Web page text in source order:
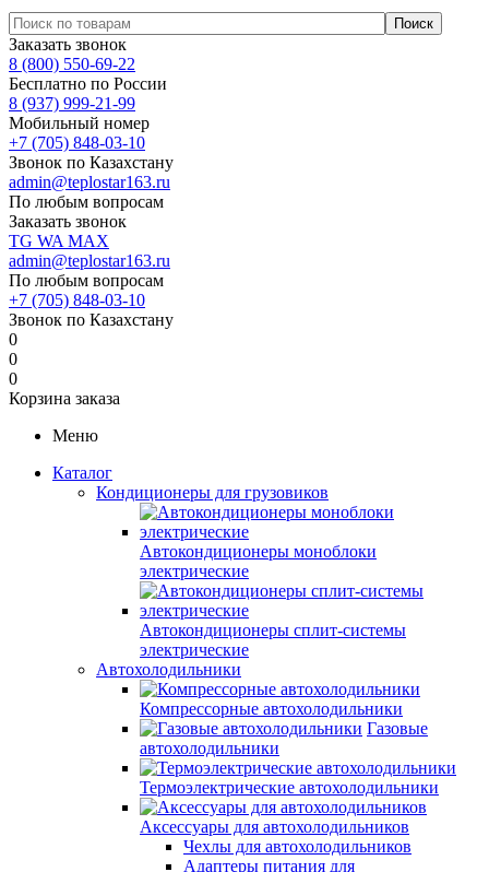
Заказать звонок
8 (800) 550-69-22
Бесплатно по России
8 (937) 999-21-99
Мобильный номер
+7 (705) 848-03-10
Звонок по Казахстану
admin@teplostar163.ru
По любым вопросам
Заказать звонок
TG WA MAX
admin@teplostar163.ru
По любым вопросам
+7 (705) 848-03-10
Звонок по Казахстану
0
0
0
Корзина заказа
Меню
Каталог
Кондиционеры для грузовиков
Автокондиционеры моноблоки
электрические
Автокондиционеры сплит-системы
электрические
Автохолодильники
Компрессорные автохолодильники
Газовые
автохолодильники
Термоэлектрические автохолодильники
Аксессуары для автохолодильников
Чехлы для автохолодильников
Адаптеры питания для